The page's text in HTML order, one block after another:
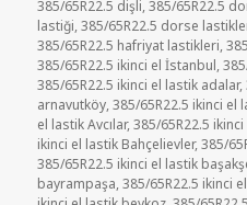
385/65R22.5 dişli,385/65R22.5
lastiği,385/65R22.5 dorse
385/65R22.5 hafriyat lastikleri,
385/65R22.5 ikinci el İstanbul,
385/65R22.5 ikinci el lastik adalar,
arnavutköy,385/65R22.5 ikinci el
el lastik Avcılar,385/65R22.5
ikinci el lastik Bahçelievler,385/
385/65R22.5 ikinci el lastik
bayrampaşa,385/65R22.5 ikinci